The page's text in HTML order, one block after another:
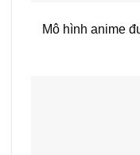
Mô hình anime